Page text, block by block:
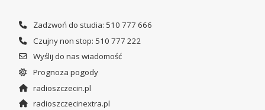
Zadzwoń do studia: 510 777 666
Czujny non stop: 510 777 222
Wyślij do nas wiadomość
Prognoza pogody
radioszczecin.pl
radioszczecinextra.pl